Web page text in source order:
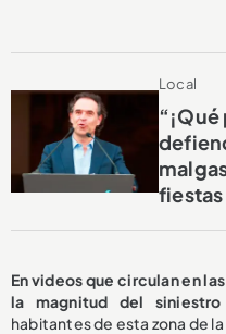
Local
En videos que circulan en
la magnitud del siniestro
habitantes de esta zona de